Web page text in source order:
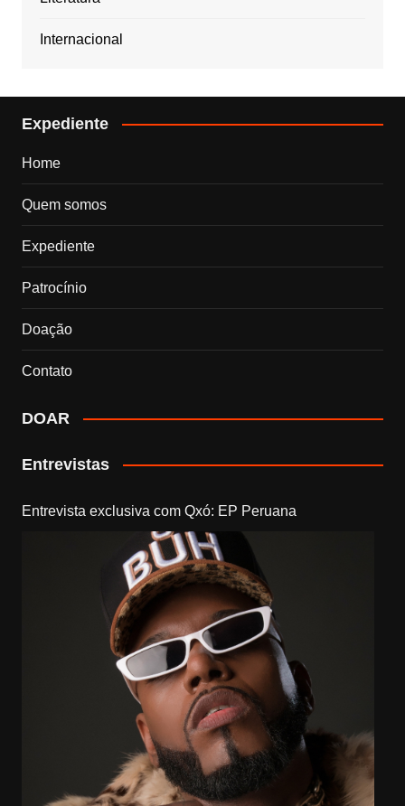
Internacional
Expediente
Home
Quem somos
Expediente
Patrocínio
Doação
Contato
DOAR
Entrevistas
Entrevista exclusiva com Qxó: EP Peruana